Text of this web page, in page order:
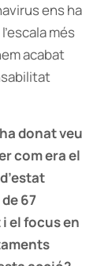
ens ha
més
acabat
donat veu
com era el
67
el focus en